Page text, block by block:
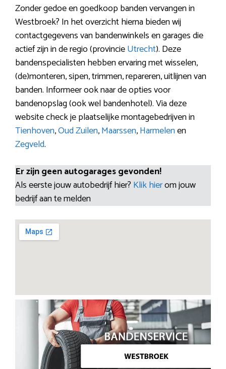
Zonder gedoe en goedkoop banden vervangen in
Westbroek? In het overzicht hierna bieden wij
contactgegevens van bandenwinkels en garages die
actief zijn in de regio (provincieUtrecht). Deze
bandenspecialisten hebben ervaring met wisselen,
(de)monteren, sipen, trimmen, repareren, uitlijnen van
banden. Informeer ook naar de opties voor
bandenopslag (ook wel bandenhotel). Via deze
website check je plaatselijke montagebedrijven in
Tienhoven,Oud Zuilen,Maarssen,Harmelenen
Zegveld.
Er zijn geen autogarages gevonden!
Als eerste jouw autobedrijf hier? Klik hierom jouw
bedrijf aan te melden